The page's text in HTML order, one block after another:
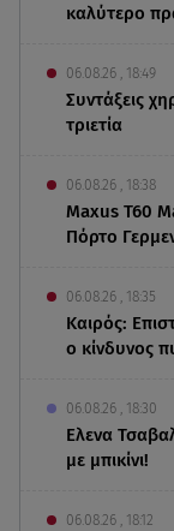
καλύτερο
06.08.26 , 18:49
Συντάξεις
τριετία
06.08.26 , 18:38
Maxus T60
Πόρτο
06.08.26 , 18:35
Καιρός:
ο κίνδυνος
06.08.26 , 18:30
Ελενα
με μπικίνι!
06.08.26 , 18:12